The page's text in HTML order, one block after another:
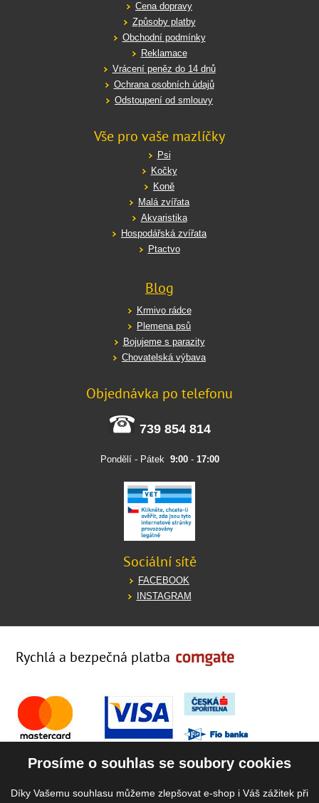
Cena dopravy
Způsoby platby
Obchodní podmínky
Reklamace
Vrácení peněz do 14 dnů
Ochrana osobních údajů
Odstoupení od smlouvy
Vše pro vaše mazlíčky
Psi
Kočky
Koně
Malá zvířata
Akvaristika
Hospodářská zvířata
Ptactvo
Blog
Krmivo rádce
Plemena psů
Bojujeme s parazity
Chovatelská výbava
Objednávka po telefonu
739 854 814
Pondělí - Pátek 9:00- 17:00
Sociální sítě
FACEBOOK
INSTAGRAM
Rychlá a bezpečná platba
Prosíme o souhlas se soubory cookies
Díky Vašemu souhlasu můžeme zlepšovat e-shop i Váš zážitek při